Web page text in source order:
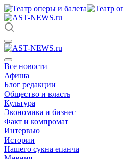
Все новости
Афиша
Блог редакции
Общество и власть
Культура
Экономика и бизнес
Факт и компромат
Интервью
Истории
Нашего сукна епанча